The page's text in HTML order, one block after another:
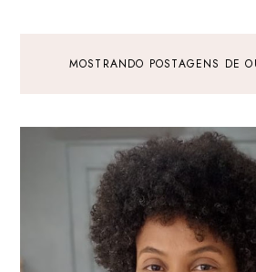
MOSTRANDO POSTAGENS DE